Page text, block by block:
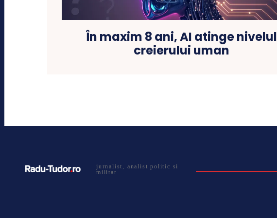
În maxim 8 ani, AI atinge nivelul
creierului uman
jurnalist, analist politic si
militar